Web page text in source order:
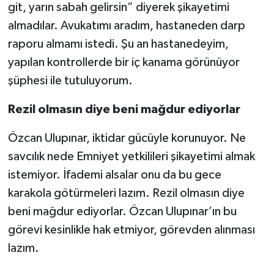
git, yarın sabah gelirsin” diyerek şikayetimi
almadılar. Avukatımı aradım, hastaneden darp
raporu almamı istedi. Şu an hastanedeyim,
yapılan kontrollerde bir iç kanama görünüyor
şüphesi ile tutuluyorum.
Rezil olmasın diye beni mağdur ediyorlar
Özcan Ulupınar, iktidar gücüyle korunuyor. Ne
savcılık nede Emniyet yetkilileri şikayetimi almak
istemiyor. İfademi alsalar onu da bu gece
karakola götürmeleri lazım. Rezil olmasın diye
beni mağdur ediyorlar. Özcan Ulupınar’ın bu
görevi kesinlikle hak etmiyor, görevden alınması
lazım.